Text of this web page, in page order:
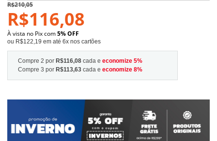
R$210,05
R$116,08
À vista no Pix com5% OFF
ou R$122,19 em até 6x nos cartões
Compre 2 por R$116,08 cada e economize 5%
Compre 3 por R$113,63 cada e economize 8%